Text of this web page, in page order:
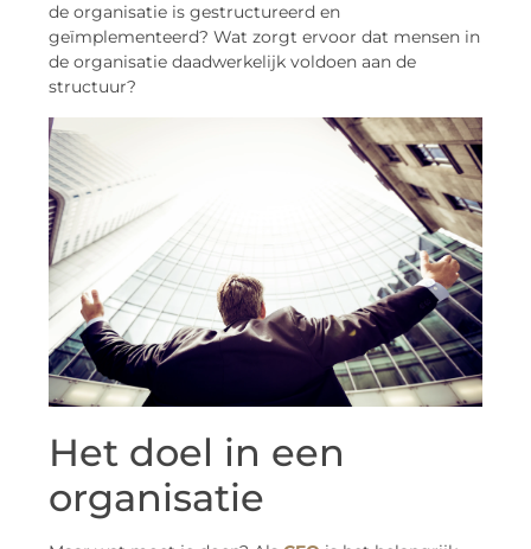
de organisatie is gestructureerd en
geïmplementeerd? Wat zorgt ervoor dat mensen in
de organisatie daadwerkelijk voldoen aan de
structuur?
Het doel in een
organisatie